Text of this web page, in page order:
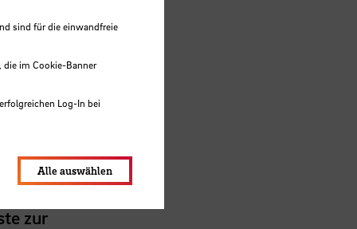
zur
sind für die einwandfreie
die im Cookie-Banner
Log-In bei
Alle auswählen